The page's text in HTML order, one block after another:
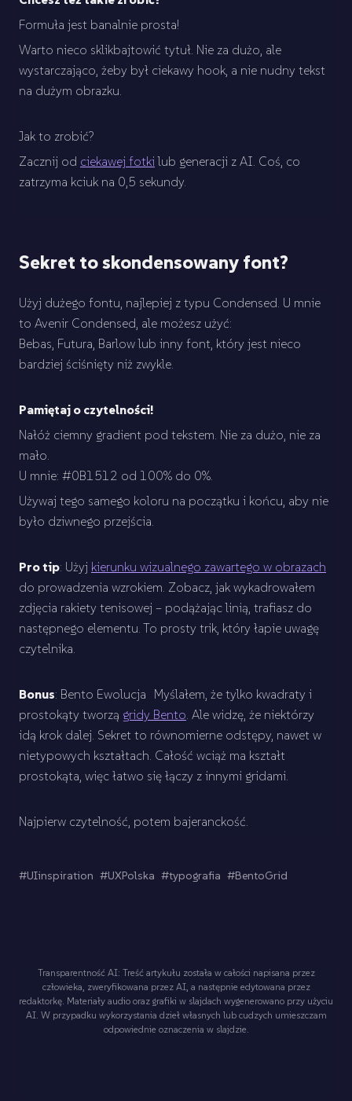
Formuła jest banalnie prosta!
Warto nieco sklikbajtowić tytuł. Nie za dużo, ale
wystarczająco, żeby był ciekawy hook, a nie nudny tekst
na dużym obrazku.
Jak to zrobić?
Zacznij od ciekawej fotki lub generacji z AI. Coś, co
zatrzyma kciuk na 0,5 sekundy.
Sekret to skondensowany font?
Użyj dużego fontu, najlepiej z typu Condensed. U mnie
to Avenir Condensed, ale możesz użyć:
Bebas, Futura, Barlow lub inny font, który jest nieco
bardziej ściśnięty niż zwykle.
Pamiętaj o czytelności!
Nałóż ciemny gradient pod tekstem. Nie za dużo, nie za
mało.
U mnie: #0B1512 od 100% do 0%.
Używaj tego samego koloru na początku i końcu, aby nie
było dziwnego przejścia.
Pro tip: Użyj kierunku wizualnego zawartego w obrazach
do prowadzenia wzrokiem. Zobacz, jak wykadrowałem
zdjęcia rakiety tenisowej – podążając linią, trafiasz do
następnego elementu. To prosty trik, który łapie uwagę
czytelnika.
Bonus: Bento Ewolucja Myślałem, że tylko kwadraty i
prostokąty tworzą gridy Bento. Ale widzę, że niektórzy
idą krok dalej. Sekret to równomierne odstępy, nawet w
nietypowych kształtach. Całość wciąż ma kształt
prostokąta, więc łatwo się łączy z innymi gridami.
Najpierw czytelność, potem bajeranckość.
#UIinspiration #UXPolska #typografia #BentoGrid
Transparentność AI: Treść artykułu została w całości napisana przez
człowieka, zweryfikowana przez AI, a następnie edytowana przez
redaktorkę. Materiały audio oraz grafiki w slajdach wygenerowano przy użyciu
AI. W przypadku wykorzystania dzieł własnych lub cudzych umieszczam
odpowiednie oznaczenia w slajdzie.